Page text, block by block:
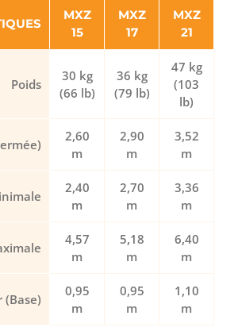
MXZ
15
MXZ
17
MXZ
21
Poids
30 kg
(66 lb)
36 kg
(79 lb)
47 kg
(103
lb)
2,60
m
2,90
m
3,52
m
2,40
m
2,70
m
3,36
m
4,57
m
5,18
m
6,40
m
(Base)
0,95
m
0,95
m
1,10
m